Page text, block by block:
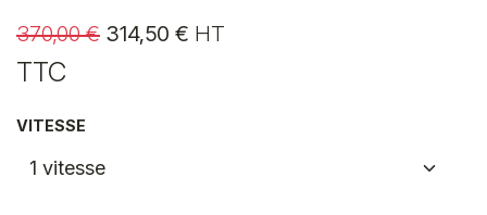
370,00€ 314,50 € HT
TTC
VITESSE